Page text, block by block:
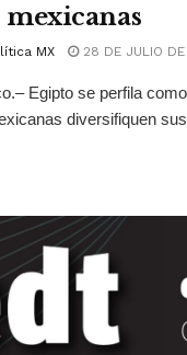
mexicanas
MX 28 DE JULIO
Egipto se perfila
diversifiquen